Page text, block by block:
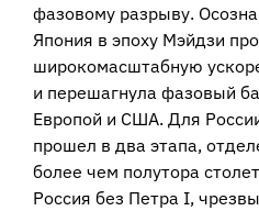
фазовому разрыву.
Япония в эпоху Мэйдзи
широкомасштабную
и перешагнула фазовый
Европой и США. Для
прошел в два этапа,
более чем полутора
Россия без Петра I,